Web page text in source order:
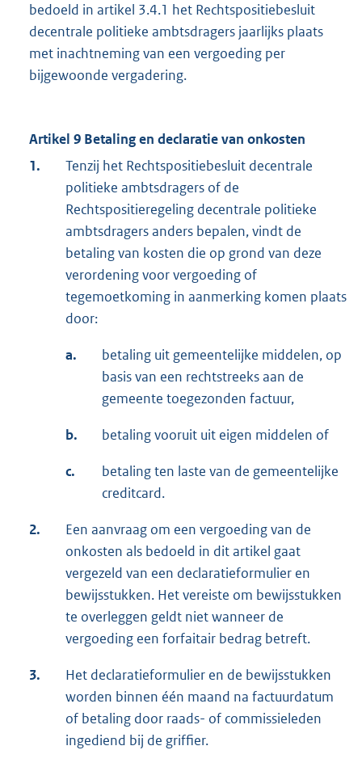
bedoeld in artikel 3.4.1 het Rechtspositiebesluit
decentrale politieke ambtsdragers jaarlijks plaats
met inachtneming van een vergoeding per
bijgewoonde vergadering.
Artikel 9 Betaling en declaratie van onkosten
1.
Tenzij het Rechtspositiebesluit decentrale
politieke ambtsdragers of de
Rechtspositieregeling decentrale politieke
ambtsdragers anders bepalen, vindt de
betaling van kosten die op grond van deze
verordening voor vergoeding of
tegemoetkoming in aanmerking komen plaats
door:
a.
betaling uit gemeentelijke middelen, op
basis van een rechtstreeks aan de
gemeente toegezonden factuur,
b. betaling vooruit uit eigen middelen of
c.
betaling ten laste van de gemeentelijke
creditcard.
2.
Een aanvraag om een vergoeding van de
onkosten als bedoeld in dit artikel gaat
vergezeld van een declaratieformulier en
bewijsstukken. Het vereiste om bewijsstukken
te overleggen geldt niet wanneer de
vergoeding een forfaitair bedrag betreft.
3.
Het declaratieformulier en de bewijsstukken
worden binnen één maand na factuurdatum
of betaling door raads- of commissieleden
ingediend bij de griffier.